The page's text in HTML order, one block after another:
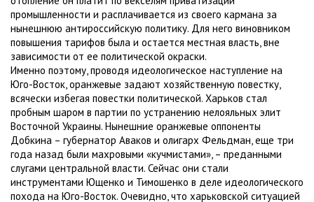
промышленности и расплачивается из своего кармана за
нынешнюю антироссийскую политику. Для него виновником
повышения тарифов была и остается местная власть, вне
зависимости от ее политической окраски.
Именно поэтому, проводя идеологическое наступление на
Юго-Восток, оранжевые задают хозяйственную повестку,
всячески избегая повестки политической. Харьков стал
пробным шаром в партии по устранению нелояльных элит
Восточной Украины. Нынешние оранжевые оппоненты
Добкина – губернатор Аваков и олигарх Фельдман, еще три
года назад были махровыми «кучмистами», – преданными
слугами центральной власти. Сейчас они стали
инструментами Ющенко и Тимошенко в деле идеологического
похода на Юго-Восток. Очевидно, что харьковской ситуацией